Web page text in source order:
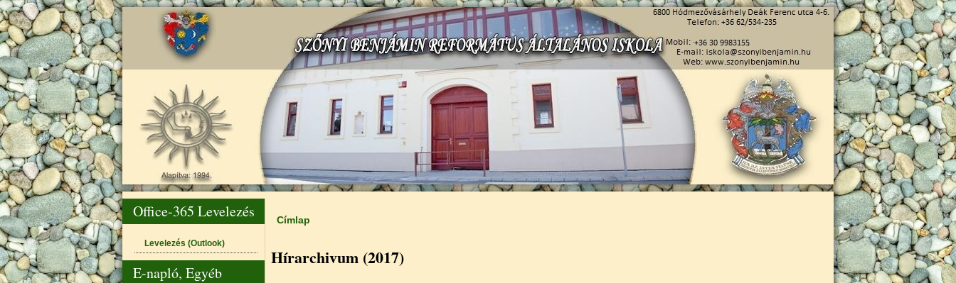
Office-365 Levelezés
Levelezés (Outlook)
E-napló, Egyéb
Jelenlegi hely
Címlap
Hírarchivum (2017)